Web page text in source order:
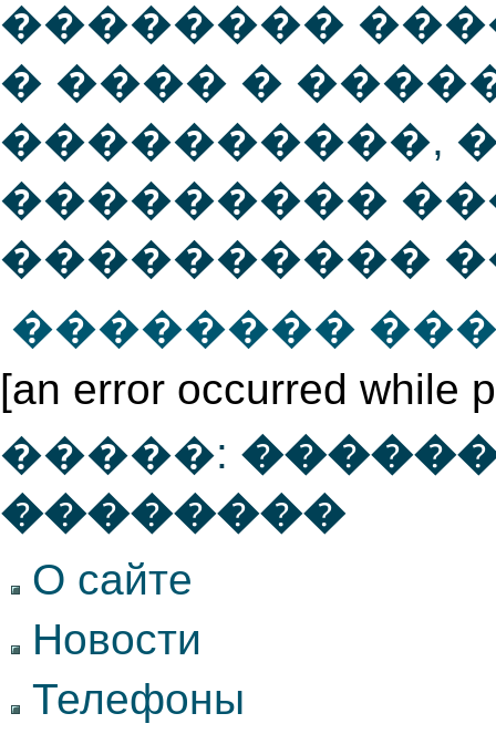
��������
� ���� �
����������,
���������
����������
��������
[an error occurred while
�����:
��������
О сайте
Новости
Телефоны